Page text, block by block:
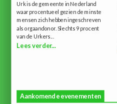
Urk is de gemeente in Nederland
waar procentueel gezien de minste
mensen zich hebben ingeschreven
als orgaandonor. Slechts 9 procent
van de Urkers...
Lees verder...
Aankomende evenementen